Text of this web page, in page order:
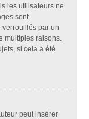
les utilisateurs ne
sont
verrouillés par un
multiples raisons.
si cela a été
peut insérer